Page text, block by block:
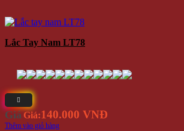
Lắc Tay Nam LT78
Giá Giá:140.000 VNĐ
Thêm vào giỏ hàng